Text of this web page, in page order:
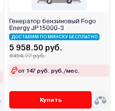
Генератор бензиновый Fogo
Energy JP15000-3
ДОСТАВИМ ПО МИНСКУ БЕСПЛАТНО
5 958.50 руб.
6494.77 руб.
от 147 руб. руб./мес.
Купить